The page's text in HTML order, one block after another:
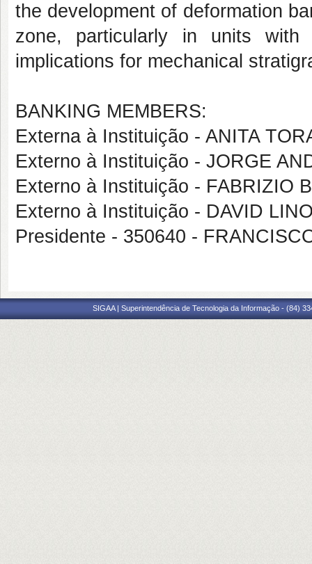
the development of deformation
zone, particularly in units
implications for mechanical
BANKING MEMBERS:
Externa à Instituição - ANITA
Externo à Instituição - JORGE
Externo à Instituição - FABRIZIO
Externo à Instituição - DAVID
Presidente - 350640 -
SIGAA | Superintendência de Tecnologia da Informação - (84)